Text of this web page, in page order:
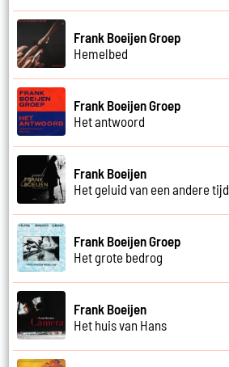
Frank Boeijen Groep
Hemelbed
Frank Boeijen Groep
Het antwoord
Frank Boeijen
Het geluid van een andere tijd
Frank Boeijen Groep
Het grote bedrog
Frank Boeijen
Het huis van Hans